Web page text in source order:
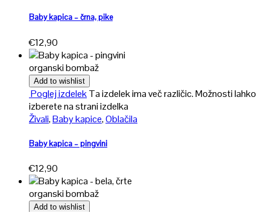
Baby kapica – črna, pike
€12,90
organski bombaž
Add to wishlist
Poglej izdelekTa izdelek ima več različic. Možnosti lahko
izberete na strani izdelka
Živali,Baby kapice,Oblačila
Baby kapica – pingvini
€12,90
organski bombaž
Add to wishlist